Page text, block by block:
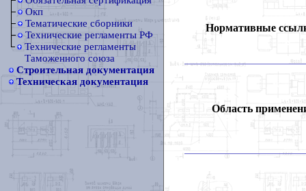
Окп
Тематические сборники
Технические регламенты РФ
Технические регламенты
Таможенного союза
Строительная документация
Техническая документация
Нормативные
Область